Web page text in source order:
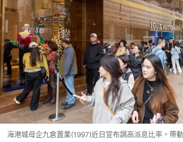
海港城母企九倉置業(1997)近日宣布調高派息比率，帶